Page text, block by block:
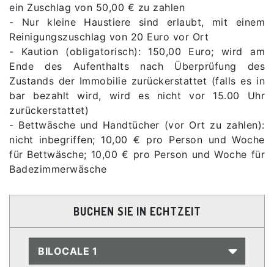
ein Zuschlag von 50,00 € zu zahlen
- Nur kleine Haustiere sind erlaubt, mit einem
Reinigungszuschlag von 20 Euro vor Ort
- Kaution (obligatorisch): 150,00 Euro; wird am
Ende des Aufenthalts nach Überprüfung des
Zustands der Immobilie zurückerstattet (falls es in
bar bezahlt wird, wird es nicht vor 15.00 Uhr
zurückerstattet)
- Bettwäsche und Handtücher (vor Ort zu zahlen):
nicht inbegriffen; 10,00 € pro Person und Woche
für Bettwäsche; 10,00 € pro Person und Woche für
Badezimmerwäsche
BUCHEN SIE IN ECHTZEIT
BILOCALE 1